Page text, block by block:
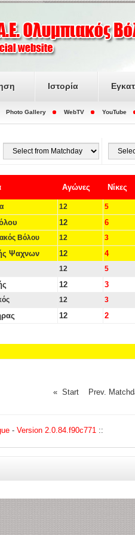
Ιστορία
Photo Gallery WebTV YouTube
Αγώνες Νίκες
12 5
12 6
Βόλου 12 3
Ψαχνων 12 4
12 5
12 3
12 3
12 2
« Start Prev.
- Version 2.0.84.f90c771 ::